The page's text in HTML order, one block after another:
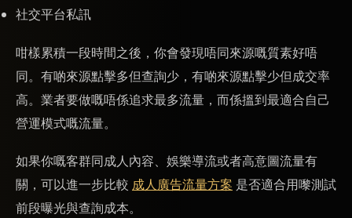
社交平台私訊
咁樣累積一段時間之後，你會發現唔同來源嘅質素好唔
同。有啲來源點擊多但查詢少，有啲來源點擊少但成交率
高。業者要做嘅唔係追求最多流量，而係搵到最適合自己
營運模式嘅流量。
如果你嘅客群同成人內容、娛樂導流或者高意圖流量有
關，可以進一步比較 成人廣告流量方案 是否適合用嚟測試
前段曝光與查詢成本。